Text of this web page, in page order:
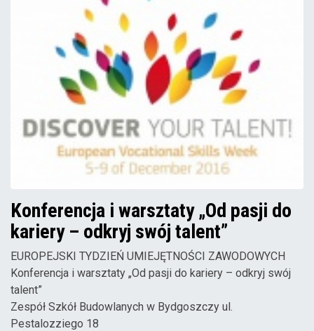
Konferencja i warsztaty „Od pasji do
kariery – odkryj swój talent”
EUROPEJSKI TYDZIEŃ UMIEJĘTNOŚCI ZAWODOWYCH
Konferencja i warsztaty „Od pasji do kariery – odkryj swój
talent”
Zespół Szkół Budowlanych w Bydgoszczy ul.
Pestalozziego 18